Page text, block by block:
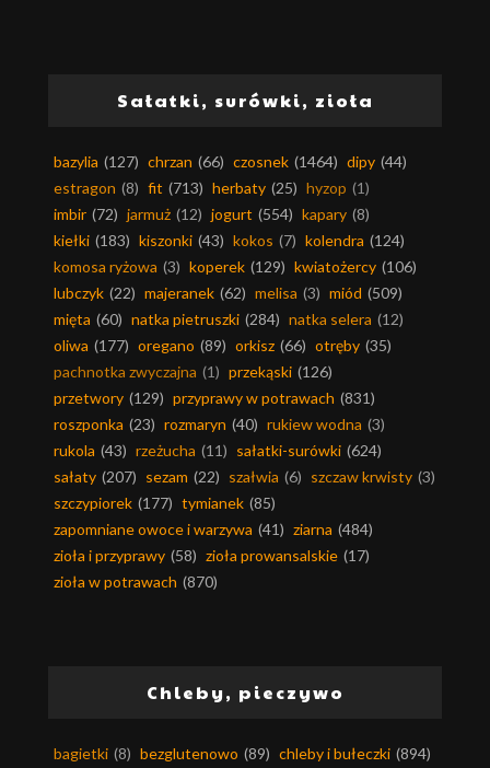
Sałatki, surówki, zioła
bazylia (127) chrzan (66) czosnek (1464) dipy (44)
estragon (8) fit (713) herbaty (25) hyzop (1)
imbir (72) jarmuż (12) jogurt (554) kapary (8)
kiełki (183) kiszonki (43) kokos (7) kolendra (124)
komosa ryżowa (3) koperek (129) kwiatożercy (106)
lubczyk (22) majeranek (62) melisa (3) miód (509)
mięta (60) natka pietruszki (284) natka selera (12)
oliwa (177) oregano (89) orkisz (66) otręby (35)
pachnotka zwyczajna (1) przekąski (126)
przetwory (129) przyprawy w potrawach (831)
roszponka (23) rozmaryn (40) rukiew wodna (3)
rukola (43) rzeżucha (11) sałatki-surówki (624)
sałaty (207) sezam (22) szałwia (6) szczaw krwisty (3)
szczypiorek (177) tymianek (85)
zapomniane owoce i warzywa (41) ziarna (484)
zioła i przyprawy (58) zioła prowansalskie (17)
zioła w potrawach (870)
Chleby, pieczywo
bagietki (8) bezglutenowo (89) chleby i bułeczki (894)